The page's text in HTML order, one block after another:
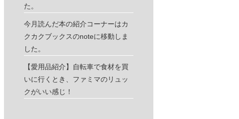
た。
今月読んだ本の紹介コーナーはカ
クカクブックスのnoteに移動しま
した。
【愛用品紹介】自転車で食材を買
いに行くとき、ファミマのリュッ
クがいい感じ！